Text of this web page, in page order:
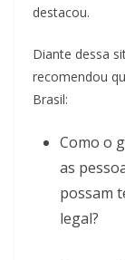
destacou.
Diante dessa
recomendou
Brasil:
Como o
as
possam
legal?